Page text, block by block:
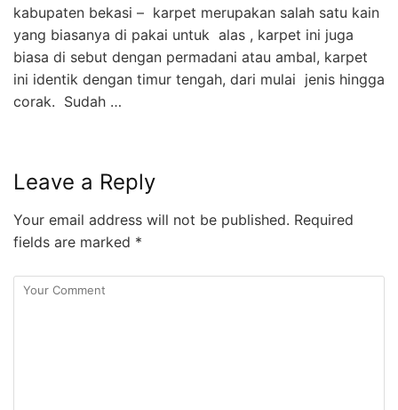
kabupaten bekasi – karpet merupakan salah satu kain
yang biasanya di pakai untuk alas , karpet ini juga
biasa di sebut dengan permadani atau ambal, karpet
ini identik dengan timur tengah, dari mulai jenis hingga
corak. Sudah …
Leave a Reply
Your email address will not be published. Required
fields are marked *